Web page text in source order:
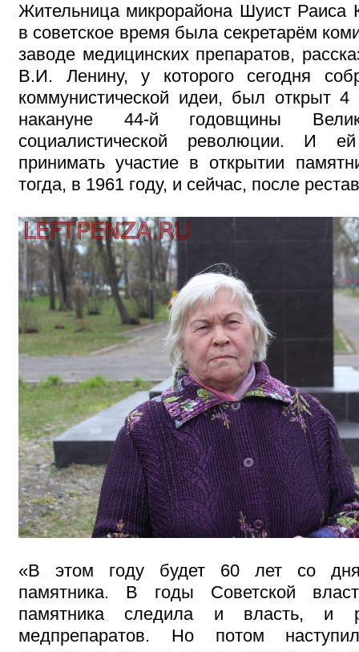
Жительница микрорайона Шуист Раиса
в советское время была секретарём
заводе медицинских препаратов,
В.И. Ленину, у которого сегодня
коммунистической идеи, был открыт 4
накануне 44-й годовщины
социалистической революции. И ей
принимать участие в открытии
тогда, в 1961 году, и сейчас, после
«В этом году будет 60 лет со дня
памятника. В годы Советской
памятника следила и власть, и
медпрепаратов. Но потом